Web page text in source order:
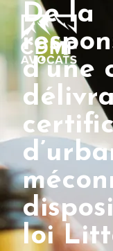
De la
d’une
loi